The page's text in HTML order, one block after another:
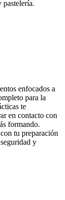
pastelería.
enfocados a
para la
te
en contacto con
formando.
tu preparación
y